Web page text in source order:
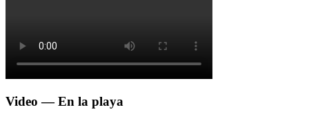
Video — En la playa